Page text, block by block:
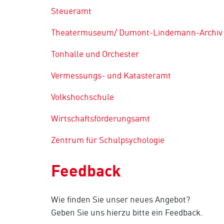
Steueramt
Theatermuseum/ Dumont-Lindemann-Archiv
Tonhalle und Orchester
Vermessungs- und Katasteramt
Volkshochschule
Wirtschaftsförderungsamt
Zentrum für Schulpsychologie
Feedback
Wie finden Sie unser neues Angebot?
Geben Sie uns hierzu bitte ein Feedback.